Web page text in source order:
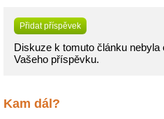
Přidat příspěvek
Diskuze k tomuto článku
Vašeho příspěvku.
Kam dál?